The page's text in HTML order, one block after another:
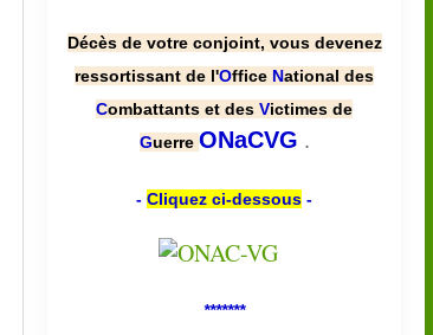
Décès de votre conjoint, vous devenez
ressortissant de l'Office National des
Combattants et des Victimes de
Guerre ONaCVG .
- Cliquez ci-dessous -
*******